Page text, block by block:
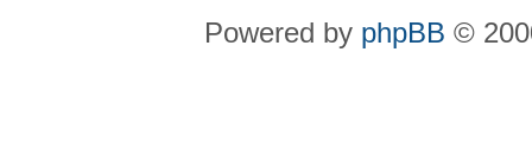
Powered by phpBB ©